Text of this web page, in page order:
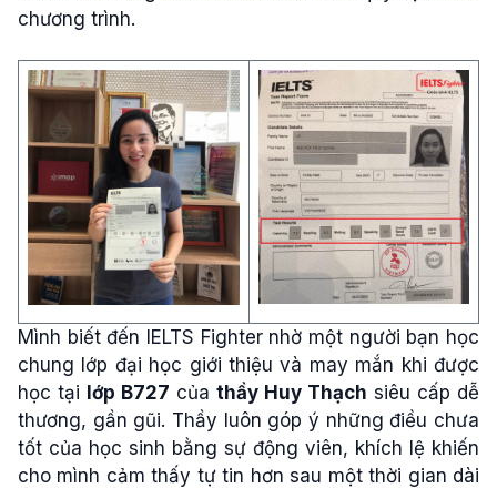
chương trình.
Mình biết đến IELTS Fighter nhờ một người bạn học
chung lớp đại học giới thiệu và may mắn khi được
học tại lớp B727 của thầy Huy Thạch siêu cấp dễ
thương, gần gũi. Thầy luôn góp ý những điều chưa
tốt của học sinh bằng sự động viên, khích lệ khiến
cho mình cảm thấy tự tin hơn sau một thời gian dài